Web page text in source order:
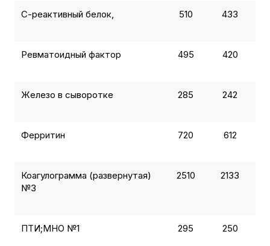
С-реактивный белок, 510 433
Ревматоидный фактор 495 420
Железо в сыворотке 285 242
Ферритин 720 612
Коагулограмма (развернутая)
№3
2510 2133
ПТИ;МНО №1 295 250